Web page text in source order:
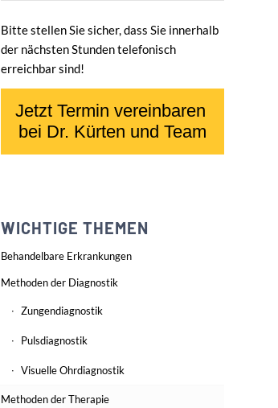
Bitte stellen Sie sicher, dass Sie innerhalb
der nächsten Stunden telefonisch
erreichbar sind!
WICHTIGE THEMEN
Behandelbare Erkrankungen
Methoden der Diagnostik
Zungendiagnostik
Pulsdiagnostik
Visuelle Ohrdiagnostik
Methoden der Therapie